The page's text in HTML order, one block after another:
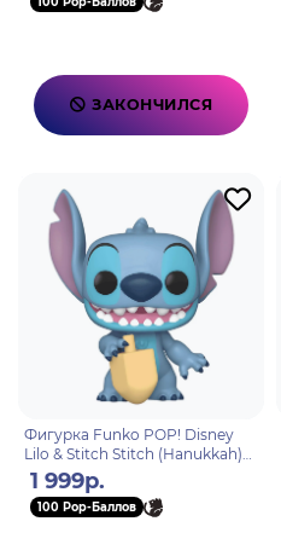
ЗАКОНЧИЛСЯ
Фигурка Funko POP! Disney
Lilo & Stitch Stitch (Hanukkah)
(1500) 79953
1 999р.
100 Pop-Баллов